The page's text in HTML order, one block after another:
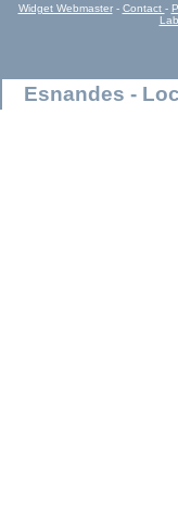
Widget Webmaster- Contact -
Esnandes -